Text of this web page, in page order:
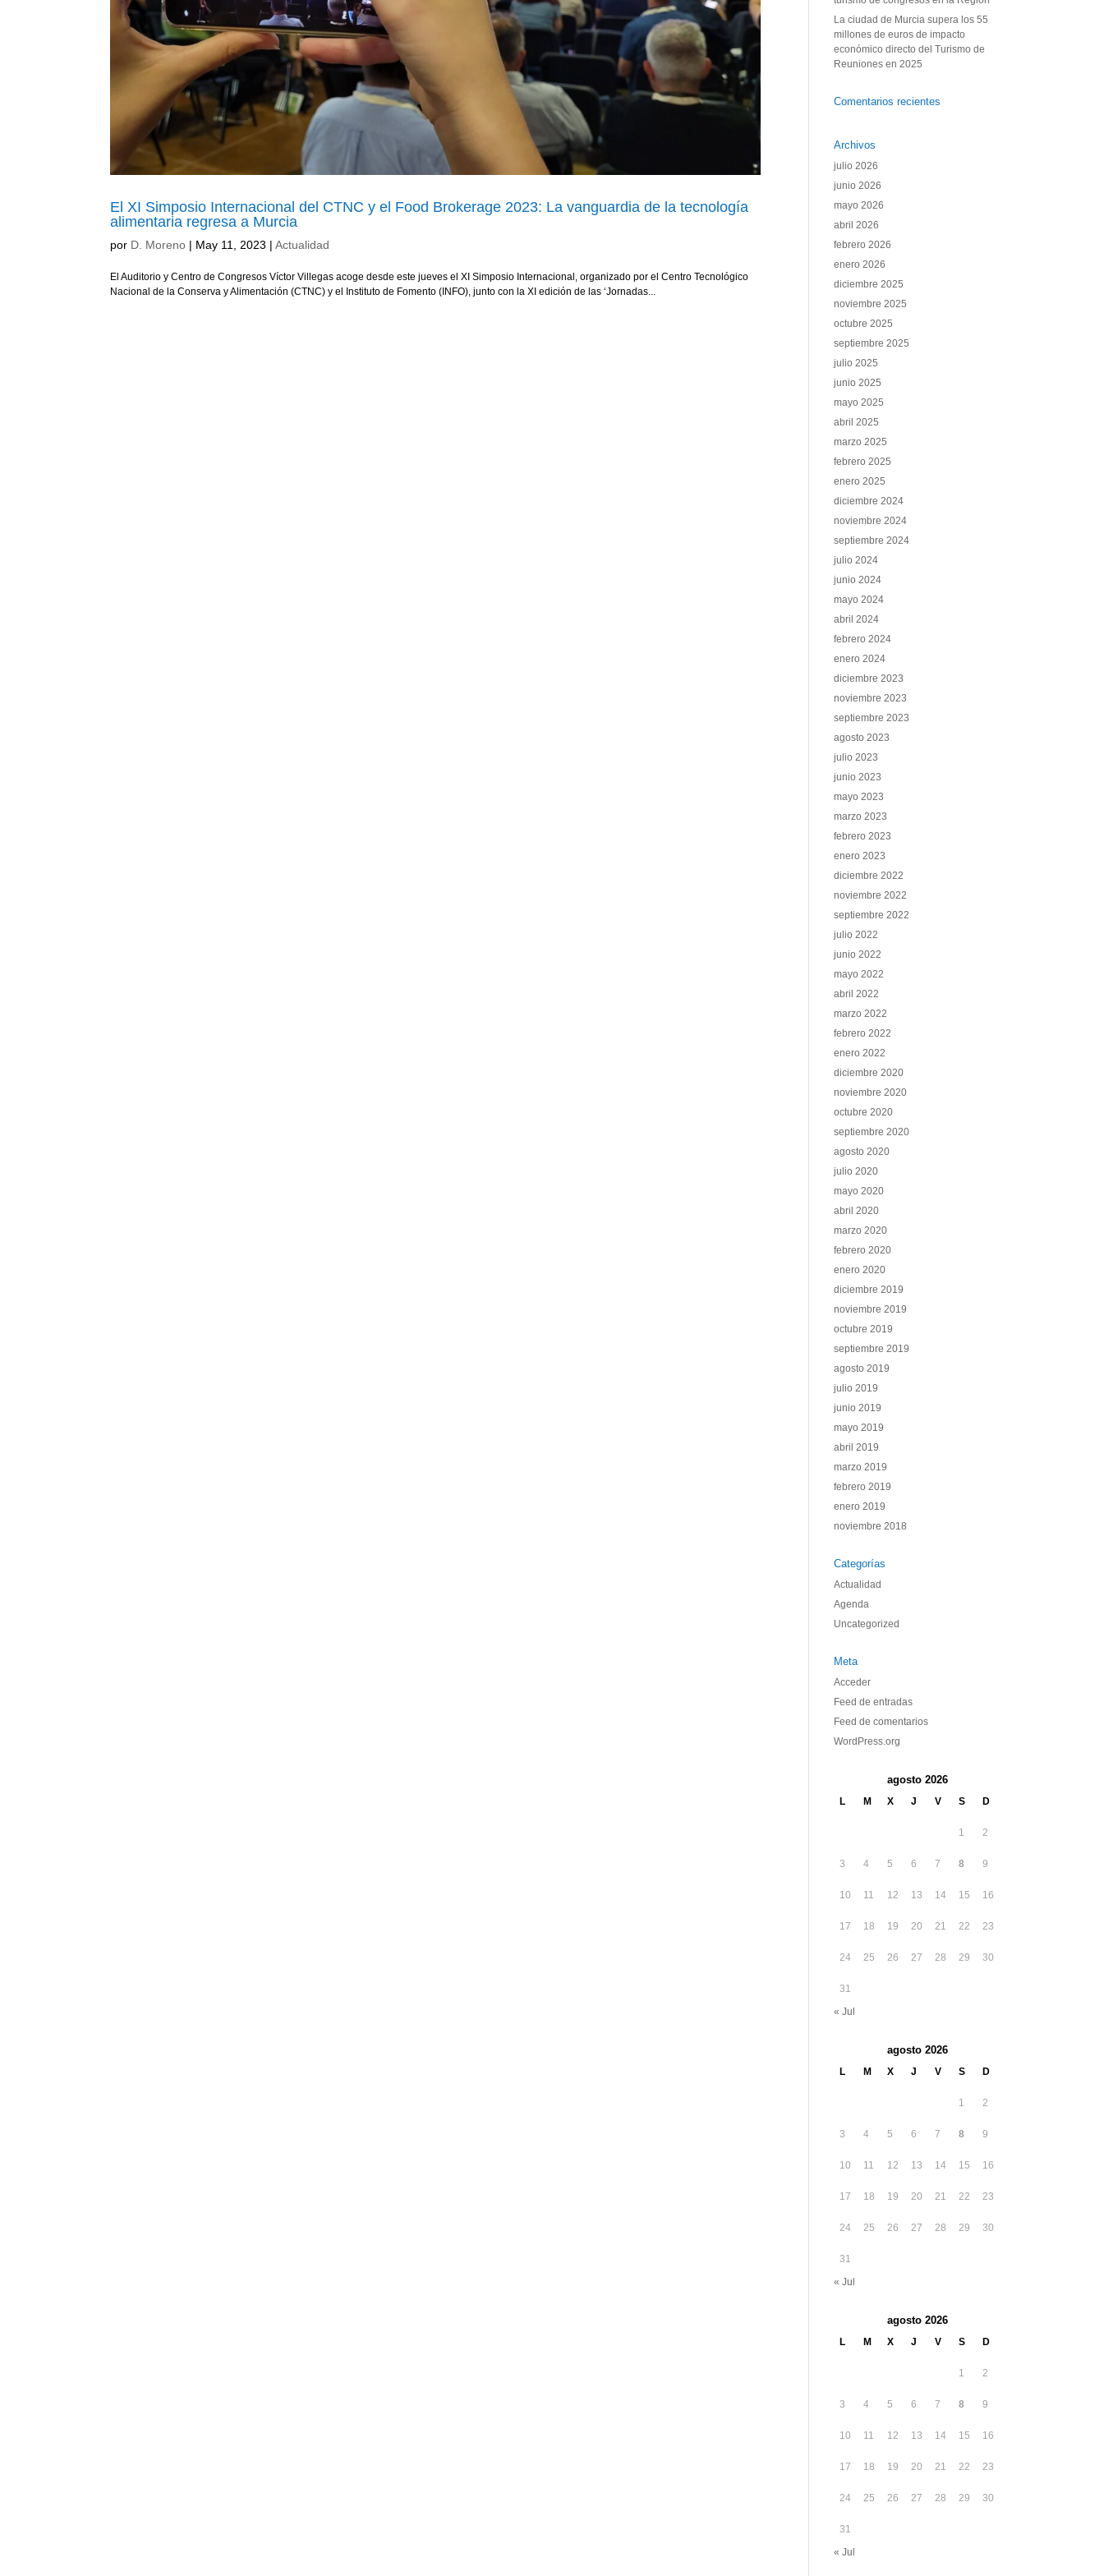
El XI Simposio Internacional del CTNC y el Food Brokerage 2023: La vanguardia de la tecnología
alimentaria regresa a Murcia
por D. Moreno | May 11, 2023 |Actualidad
El Auditorio y Centro de Congresos Víctor Villegas acoge desde este jueves el XI Simposio Internacional, organizado por el Centro Tecnológico
Nacional de la Conserva y Alimentación (CTNC) y el Instituto de Fomento (INFO), junto con la XI edición de las ‘Jornadas...
La ciudad de Murcia supera los 55
millones de euros de impacto
económico directo del Turismo de
Reuniones en 2025
Comentarios recientes
Archivos
julio 2026
junio 2026
mayo 2026
abril 2026
febrero 2026
enero 2026
diciembre 2025
noviembre 2025
octubre 2025
septiembre 2025
julio 2025
junio 2025
mayo 2025
abril 2025
marzo 2025
febrero 2025
enero 2025
diciembre 2024
noviembre 2024
septiembre 2024
julio 2024
junio 2024
mayo 2024
abril 2024
febrero 2024
enero 2024
diciembre 2023
noviembre 2023
septiembre 2023
agosto 2023
julio 2023
junio 2023
mayo 2023
marzo 2023
febrero 2023
enero 2023
diciembre 2022
noviembre 2022
septiembre 2022
julio 2022
junio 2022
mayo 2022
abril 2022
marzo 2022
febrero 2022
enero 2022
diciembre 2020
noviembre 2020
octubre 2020
septiembre 2020
agosto 2020
julio 2020
mayo 2020
abril 2020
marzo 2020
febrero 2020
enero 2020
diciembre 2019
noviembre 2019
octubre 2019
septiembre 2019
agosto 2019
julio 2019
junio 2019
mayo 2019
abril 2019
marzo 2019
febrero 2019
enero 2019
noviembre 2018
Categorías
Actualidad
Agenda
Uncategorized
Meta
Acceder
Feed de entradas
Feed de comentarios
WordPress.org
agosto 2026
L M X J V S D
1 2
3 4 5 6 7 8 9
10 11 12 13 14 15 16
17 18 19 20 21 22 23
24 25 26 27 28 29 30
31
« Jul
agosto 2026
L M X J V S D
1 2
3 4 5 6 7 8 9
10 11 12 13 14 15 16
17 18 19 20 21 22 23
24 25 26 27 28 29 30
31
« Jul
agosto 2026
L M X J V S D
1 2
3 4 5 6 7 8 9
10 11 12 13 14 15 16
17 18 19 20 21 22 23
24 25 26 27 28 29 30
31
« Jul